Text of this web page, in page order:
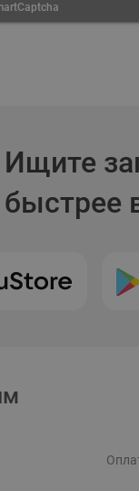
Ищите
быстрее